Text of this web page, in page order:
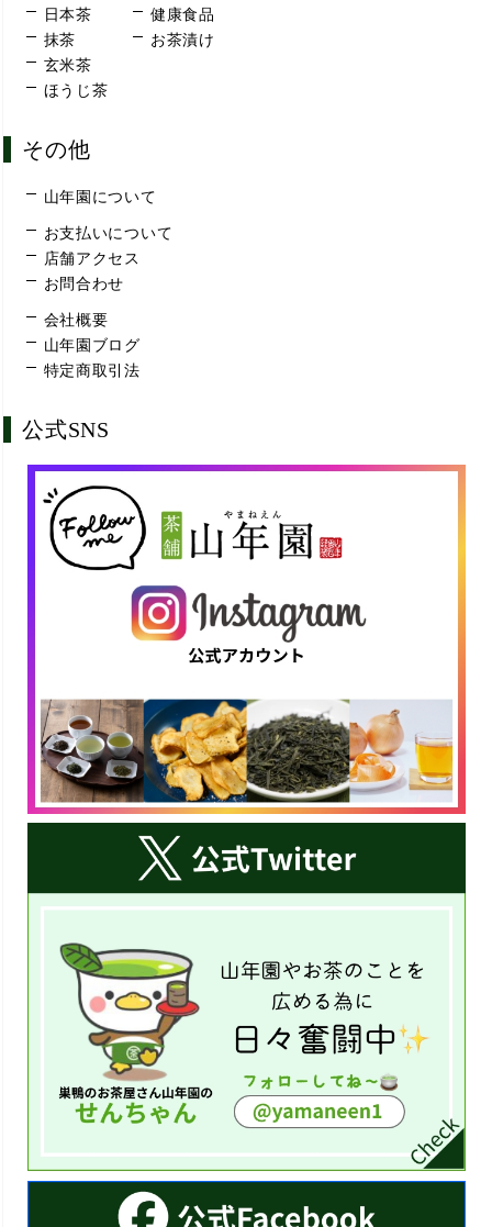
日本茶
抹茶
玄米茶
ほうじ茶
健康食品
お茶漬け
その他
山年園について
お支払いについて
店舗アクセス
お問合わせ
会社概要
山年園ブログ
特定商取引法
公式SNS